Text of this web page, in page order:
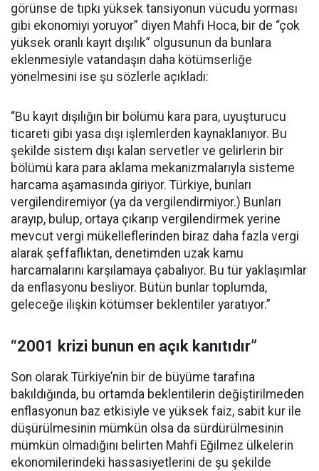
görünse de tıpkı yüksek tansiyonun vücudu yorması
gibi ekonomiyi yoruyor” diyen Mahfi Hoca, bir de “çok
yüksek oranlı kayıt dışılık” olgusunun da bunlara
eklenmesiyle vatandaşın daha kötümserliğe
yönelmesini ise şu sözlerle açıkladı:
“Bu kayıt dışılığın bir bölümü kara para, uyuşturucu
ticareti gibi yasa dışı işlemlerden kaynaklanıyor. Bu
şekilde sistem dışı kalan servetler ve gelirlerin bir
bölümü kara para aklama mekanizmalarıyla sisteme
harcama aşamasında giriyor. Türkiye, bunları
vergilendiremiyor (ya da vergilendirmiyor.) Bunları
arayıp, bulup, ortaya çıkarıp vergilendirmek yerine
mevcut vergi mükelleflerinden biraz daha fazla vergi
alarak şeffaflıktan, denetimden uzak kamu
harcamalarını karşılamaya çabalıyor. Bu tür yaklaşımlar
da enflasyonu besliyor. Bütün bunlar toplumda,
geleceğe ilişkin kötümser beklentiler yaratıyor.”
“2001 krizi bunun en açık kanıtıdır”
Son olarak Türkiye’nin bir de büyüme tarafına
bakıldığında, bu ortamda beklentilerin değiştirilmeden
enflasyonun baz etkisiyle ve yüksek faiz, sabit kur ile
düşürülmesinin mümkün olsa da sürdürülmesinin
mümkün olmadığını belirten Mahfi Eğilmez ülkelerin
ekonomilerindeki hassasiyetlerini de şu şekilde